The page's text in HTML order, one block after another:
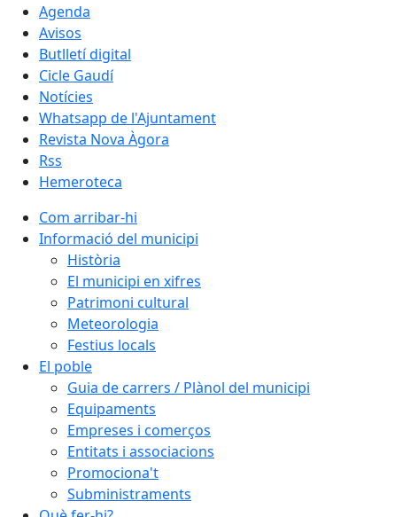
Agenda
Avisos
Butlletí digital
Cicle Gaudí
Notícies
Whatsapp de l'Ajuntament
Revista Nova Àgora
Rss
Hemeroteca
Com arribar-hi
Informació del municipi
Història
El municipi en xifres
Patrimoni cultural
Meteorologia
Festius locals
El poble
Guia de carrers / Plànol del municipi
Equipaments
Empreses i comerços
Entitats i associacions
Promociona't
Subministraments